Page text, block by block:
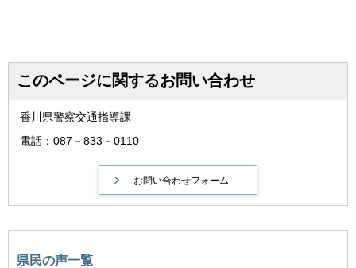
このページに関するお問い合わせ
香川県警察交通指導課
電話：087－833－0110
県民の声一覧